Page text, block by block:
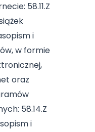
58.11.Z
i
w formie
oraz
58.14.Z
i